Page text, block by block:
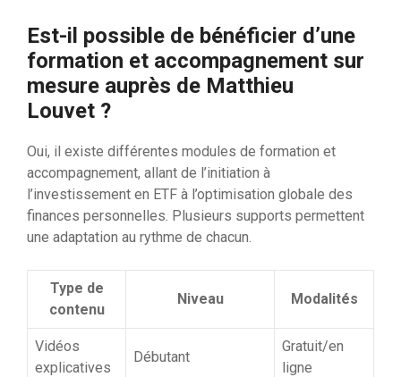
Est-il possible de bénéficier d’une
formation et accompagnement sur
mesure auprès de Matthieu
Louvet ?
Oui, il existe différentes modules de formation et
accompagnement, allant de l’initiation à
l’investissement en ETF à l’optimisation globale des
finances personnelles. Plusieurs supports permettent
une adaptation au rythme de chacun.
Type de
contenu
Niveau Modalités
Vidéos
explicatives
Débutant
Gratuit/en
ligne